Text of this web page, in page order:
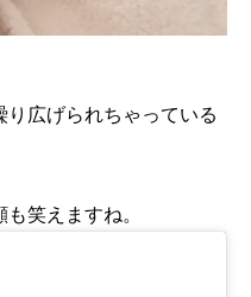
広げられちゃっている
笑えますね。